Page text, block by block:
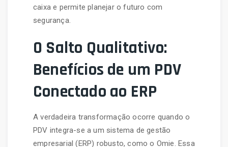
caixa e permite planejar o futuro com
segurança.
O Salto Qualitativo:
Benefícios de um PDV
Conectado ao ERP
A verdadeira transformação ocorre quando o
PDV integra-se a um sistema de gestão
empresarial (ERP) robusto, como o Omie. Essa